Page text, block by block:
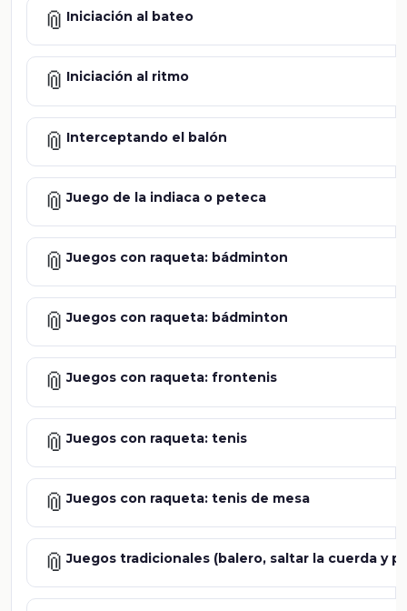
📎 Iniciación al bateo
📎 Iniciación al ritmo
📎 Interceptando el balón
📎 Juego de la indiaca o peteca
📎 Juegos con raqueta: bádminton
📎 Juegos con raqueta: bádminton
📎 Juegos con raqueta: frontenis
📎 Juegos con raqueta: tenis
📎 Juegos con raqueta: tenis de mesa
📎 Juegos tradicionales (balero, saltar la cuerda y